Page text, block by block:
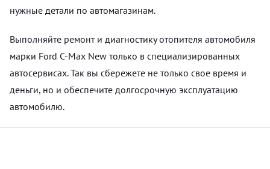
нужные детали по автомагазинам.
Выполняйте ремонт и диагностику отопителя автомобиля
марки Ford C-Max New только в специализированных
автосервисах. Так вы сбережете не только свое время и
деньги, но и обеспечите долгосрочную эксплуатацию
автомобилю.